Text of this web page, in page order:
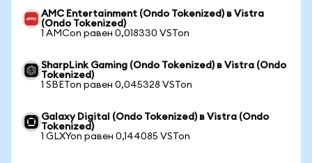
AMC Entertainment (Ondo Tokenized) в Vistra
(Ondo Tokenized)
1 AMCon равен 0,018330 VSTon
SharpLink Gaming (Ondo Tokenized) в Vistra (Ondo
Tokenized)
1 SBETon равен 0,045328 VSTon
Galaxy Digital (Ondo Tokenized) в Vistra (Ondo
Tokenized)
1 GLXYon равен 0,144085 VSTon